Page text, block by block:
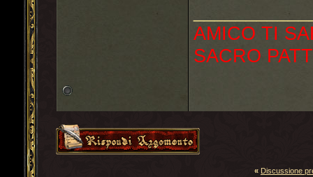
AMICO TI
SACRO
« Discussione